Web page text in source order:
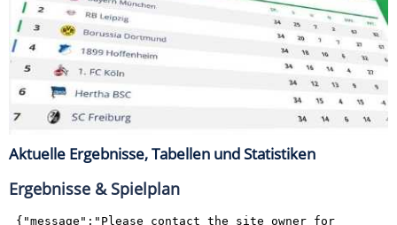
Aktuelle Ergebnisse, Tabellen und Statistiken
Ergebnisse & Spielplan